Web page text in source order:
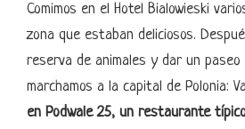
Comimos en el Hotel Bialowieski
zona que estaban deliciosos.
reserva de animales y dar un paseo
marchamos a la capital de Polonia:
en Podwale 25, un restaurante